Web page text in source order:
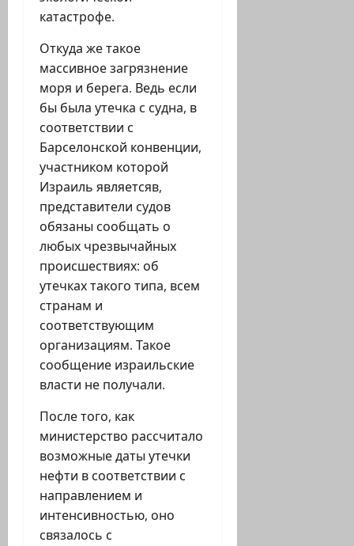
катастрофе.
Откуда же такое
массивное загрязнение
моря и берега. Ведь если
бы была утечка с судна, в
соответствии с
Барселонской конвенции,
участником которой
Израиль являетсяв,
представители судов
обязаны сообщать о
любых чрезвычайных
происшествиях: об
утечках такого типа, всем
странам и
соответствующим
организациям. Такое
сообщение израильские
власти не получали.
После того, как
министерство рассчитало
возможные даты утечки
нефти в соответствии с
направлением и
интенсивностью, оно
связалось с